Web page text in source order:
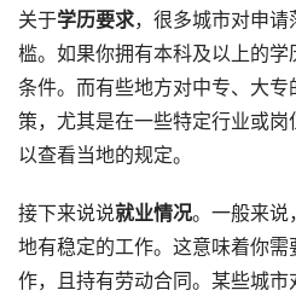
关于学历要求，很多城市对申
槛。如果你拥有本科及以上的
条件。而有些地方对中专、大
策，尤其是在一些特定行业或
以查看当地的规定。
接下来说说就业情况。一般来说
地有稳定的工作。这意味着你
作，且持有劳动合同。某些城